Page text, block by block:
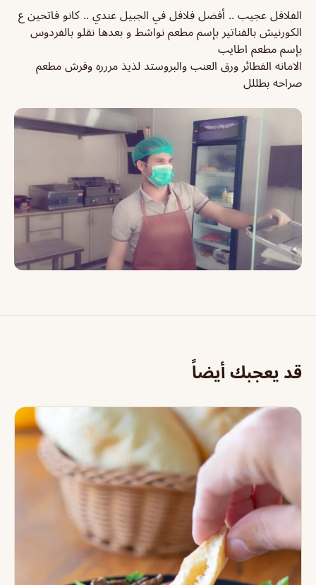
الفلافل عجيب .. أفضل فلافل في الجبيل عندي .. كانو فاتحين ع
الكورنيش بالفناتير بإسم مطعم نواشط و بعدها نقلو بالفردوس
بإسم مطعم اطايب
الامانه الفطائر ورق العنب والبروستد لذيذ مررره وفرش مطعم
صراحه بطللل
قد يعجبك أيضاً